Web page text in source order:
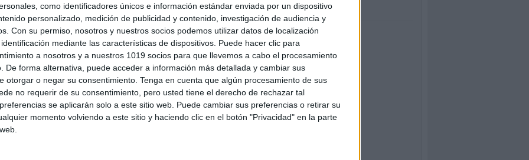
como identificadores únicos e información estándar enviada por un dispositivo
personalizado, medición de publicidad y contenido, investigación de audiencia y
Con su permiso, nosotros y nuestros socios podemos utilizar datos de localización
mediante las características de dispositivos. Puede hacer clic para
a nosotros y a nuestros 1019 socios para que llevemos a cabo el procesamiento
De forma alternativa, puede acceder a información más detallada y cambiar sus
otorgar o negar su consentimiento. Tenga en cuenta que algún procesamiento de sus
no requerir de su consentimiento, pero usted tiene el derecho de rechazar tal
se aplicarán solo a este sitio web. Puede cambiar sus preferencias o retirar su
momento volviendo a este sitio y haciendo clic en el botón "Privacidad" en la parte
lectora especial
del niño y la niña
un blog, es la apuesta personal de dos profesores Ginés y
son los encargados de los contenidos que encontramos
la mayor parte del tiempo, que sus tareas como docentes, y
les permite.
FACEBOOK